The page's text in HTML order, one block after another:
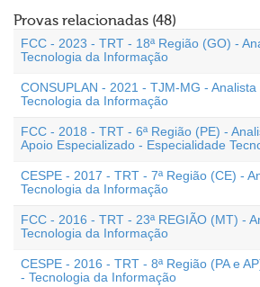
Provas relacionadas (48)
FCC - 2023 - TRT - 18ª Região (GO) -
Tecnologia da Informação
CONSUPLAN - 2021 - TJM-MG - Analista
Tecnologia da Informação
FCC - 2018 - TRT - 6ª Região (PE) -
Apoio Especializado - Especialidade
CESPE - 2017 - TRT - 7ª Região (CE) -
Tecnologia da Informação
FCC - 2016 - TRT - 23ª REGIÃO (MT) -
Tecnologia da Informação
CESPE - 2016 - TRT - 8ª Região (PA e
- Tecnologia da Informação